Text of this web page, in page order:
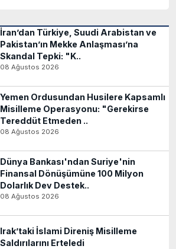
İran’dan Türkiye, Suudi Arabistan ve
Pakistan’ın Mekke Anlaşması’na
Skandal Tepki: "K..
08 Ağustos 2026
Yemen Ordusundan Husilere Kapsamlı
Misilleme Operasyonu: "Gerekirse
Tereddüt Etmeden ..
08 Ağustos 2026
Dünya Bankası'ndan Suriye'nin
Finansal Dönüşümüne 100 Milyon
Dolarlık Dev Destek..
08 Ağustos 2026
Irak’taki İslami Direniş Misilleme
Saldırılarını Erteledi